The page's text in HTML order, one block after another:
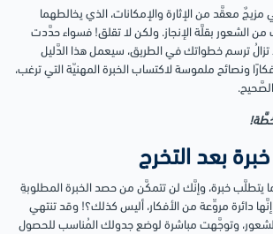
معقَّد من الإثارة والإمكانات، الذي يخالطهما
من الشعور بقلَّة الإنجاز. ولكن لا تقلق! فسواء حدَّدت
ترسم خطواتك في الطريق، سيعمل هذا الدَّليل
ونصائح ملموسة لاكتساب الخبرة المهنيّة التي ترغب،
بعد التخرج
يتطلَّب خبرة، وإنَّك لن تتمكَّن من حصد الخبرة المطلوبةِ
دائرة مروِّعة من الأفكار، أليس كذلك؟! وقد تنتهي
وتوجَّهت مباشرة لوضع جدولك المُناسب للحصول